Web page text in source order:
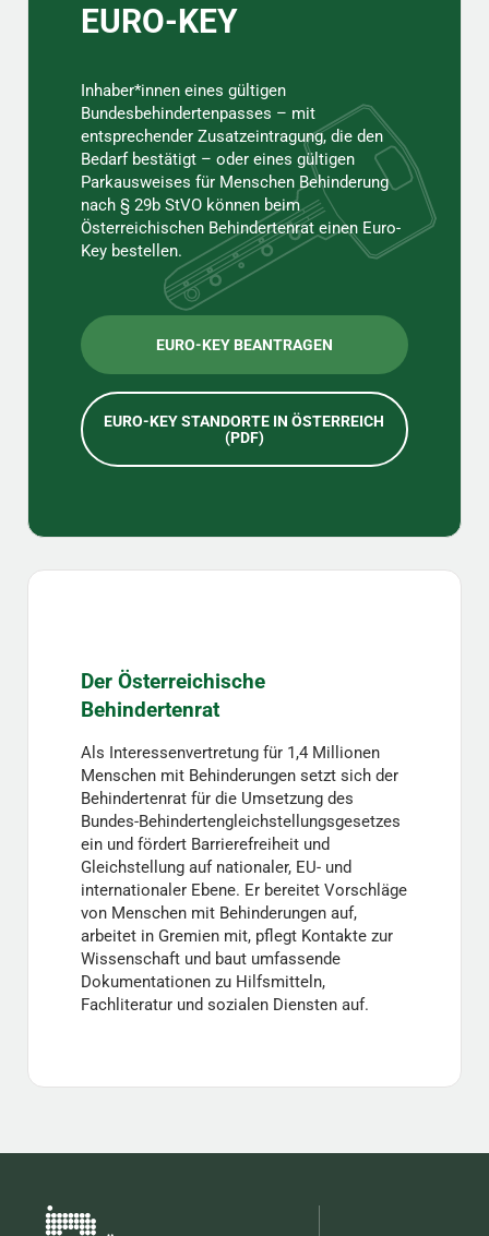
EURO-KEY
Inhaber*innen eines gültigen
Bundesbehindertenpasses – mit
entsprechender Zusatzeintragung, die den
Bedarf bestätigt – oder eines gültigen
Parkausweises für Menschen Behinderung
nach § 29b StVO können beim
Österreichischen Behindertenrat einen Euro-
Key bestellen.
EURO-KEY BEANTRAGEN
EURO-KEY STANDORTE IN ÖSTERREICH
(PDF)
Der Österreichische
Behindertenrat
Als Interessenvertretung für 1,4 Millionen
Menschen mit Behinderungen setzt sich der
Behindertenrat für die Umsetzung des
Bundes-Behindertengleichstellungsgesetzes
ein und fördert Barrierefreiheit und
Gleichstellung auf nationaler, EU- und
internationaler Ebene. Er bereitet Vorschläge
von Menschen mit Behinderungen auf,
arbeitet in Gremien mit, pflegt Kontakte zur
Wissenschaft und baut umfassende
Dokumentationen zu Hilfsmitteln,
Fachliteratur und sozialen Diensten auf.